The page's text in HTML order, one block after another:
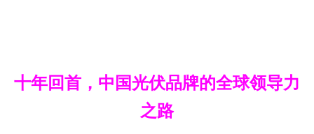
十年回首，中国光伏品牌的全球领导力
之路